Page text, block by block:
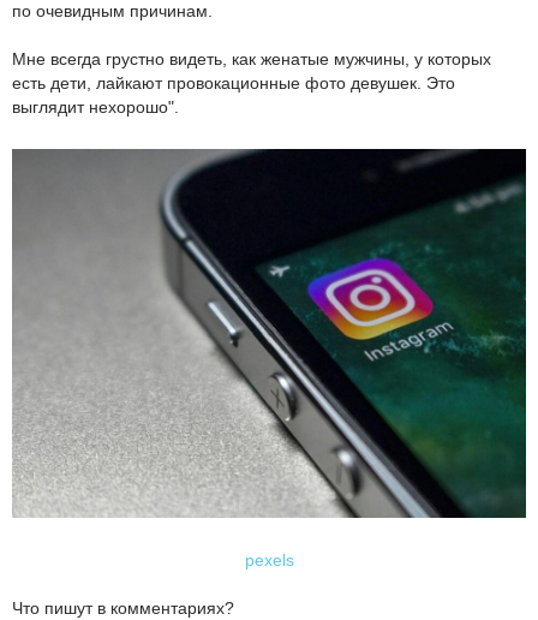
по очевидным причинам.
Мне всегда грустно видеть, как женатые мужчины, у которых
есть дети, лайкают провокационные фото девушек. Это
выглядит нехорошо".
pexels
Что пишут в комментариях?